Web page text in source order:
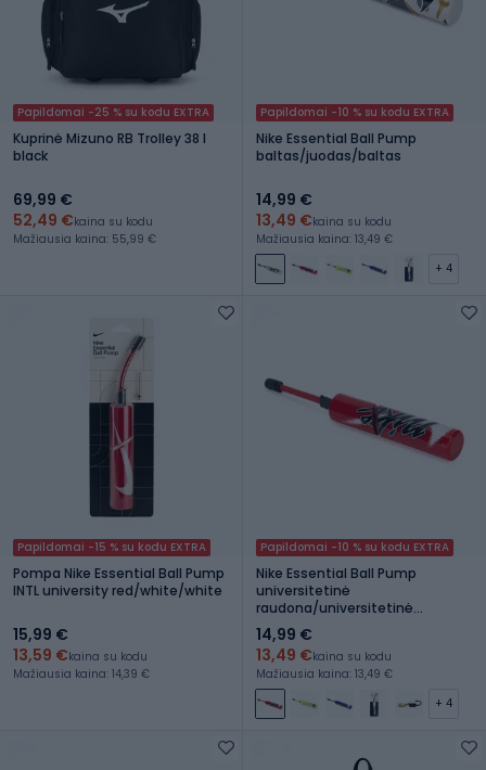
Papildomai -25 % su kodu EXTRA
Kuprinė Mizuno RB Trolley 38 l
black
69,99 €
52,49 €kaina su kodu
Mažiausia kaina: 55,99 €
Papildomai -10 % su kodu EXTRA
Nike Essential Ball Pump
baltas/juodas/baltas
14,99 €
13,49 €kaina su kodu
Mažiausia kaina: 13,49 €
+ 4
Papildomai -15 % su kodu EXTRA
Pompa Nike Essential Ball Pump
INTL university red/white/white
15,99 €
13,59 €kaina su kodu
Mažiausia kaina: 14,39 €
Papildomai -10 % su kodu EXTRA
Nike Essential Ball Pump
universitetinė
raudona/universitetinė
raudona/balta
14,99 €
13,49 €kaina su kodu
Mažiausia kaina: 13,49 €
+ 4